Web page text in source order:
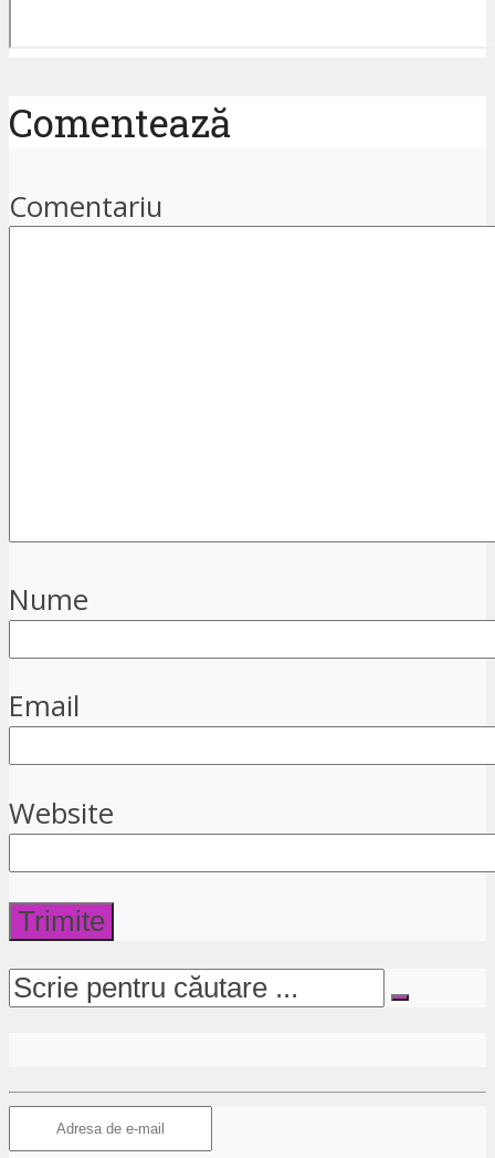
Comentează
Comentariu
Nume
Email
Website